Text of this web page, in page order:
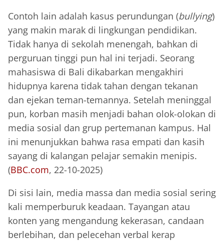
Contoh lain adalah kasus perundungan (bullying)
yang makin marak di lingkungan pendidikan.
Tidak hanya di sekolah menengah, bahkan di
perguruan tinggi pun hal ini terjadi. Seorang
mahasiswa di Bali dikabarkan mengakhiri
hidupnya karena tidak tahan dengan tekanan
dan ejekan teman-temannya. Setelah meninggal
pun, korban masih menjadi bahan olok-olokan di
media sosial dan grup pertemanan kampus. Hal
ini menunjukkan bahwa rasa empati dan kasih
sayang di kalangan pelajar semakin menipis.
(BBC.com, 22-10-2025)
Di sisi lain, media massa dan media sosial sering
kali memperburuk keadaan. Tayangan atau
konten yang mengandung kekerasan, candaan
berlebihan, dan pelecehan verbal kerap